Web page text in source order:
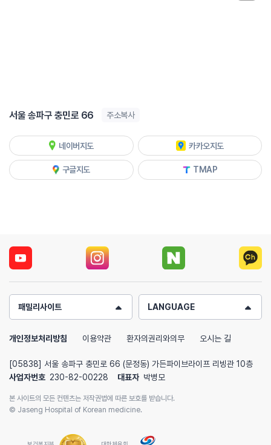
서울 송파구 충민로 66 주소복사
네이버지도 카카오지도
구글지도 TMAP
패밀리사이트 LANGUAGE
개인정보처리방침 이용약관 환자의권리와의무 오시는 길
[05838] 서울 송파구 충민로 66 (문정동) 가든파이브라이프 리빙관 10층
사업자번호 230-82-00228 대표자 박병모
본 사이트의 모든 컨텐츠는 저작권법에 따른 보호를 받습니다.
© Jaseng Hospital of Korean medicine.
보건복지부 대한체육회